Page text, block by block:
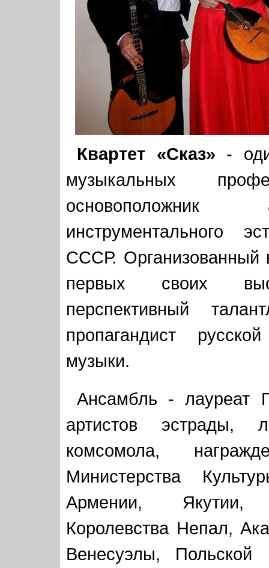
Квартет «Сказ» -
музыкальных
основоположник
инструментального
СССР. Организованный
первых своих
перспективный
пропагандист
музыки.
Ансамбль - лауреат
артистов эстрады,
комсомола,
Министерства
Армении, Якутии,
Королевства Непал,
Венесуэлы, Польской